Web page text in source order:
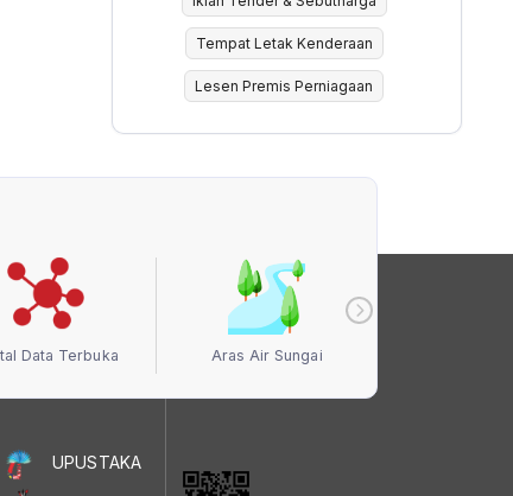
Tempat Letak Kenderaan
Lesen Premis Perniagaan
Data Terbuka Aras Air Sungai
UPUSTAKA